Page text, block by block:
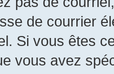
de courrier
Si vous êtes
vous avez